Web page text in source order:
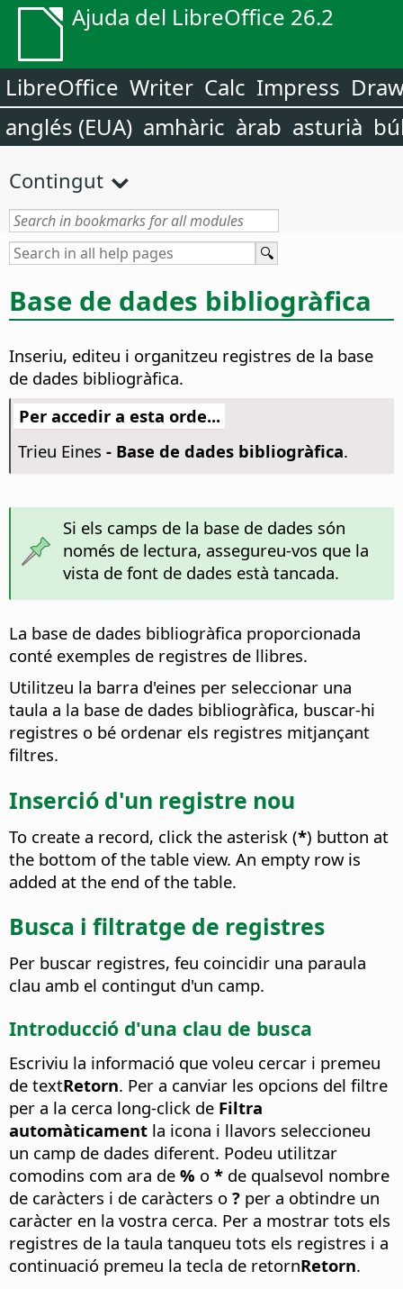
Ajuda del LibreOffice 26.2
LibreOffice Writer Calc Impress
anglés (EUA) amhàric àrab asturià
Contingut
Base de dades bibliogràfica
Inseriu, editeu i organitzeu registres de la base
de dades bibliogràfica.
Per accedir a esta orde...
Trieu Eines - Base de dades bibliogràfica.
Si els camps de la base de dades són
només de lectura, assegureu-vos que la
vista de font de dades està tancada.
La base de dades bibliogràfica proporcionada
conté exemples de registres de llibres.
Utilitzeu la barra d'eines per seleccionar una
taula a la base de dades bibliogràfica, buscar-hi
registres o bé ordenar els registres mitjançant
filtres.
Inserció d'un registre nou
To create a record, click the asterisk (*) button at
the bottom of the table view. An empty row is
added at the end of the table.
Busca i filtratge de registres
Per buscar registres, feu coincidir una paraula
clau amb el contingut d'un camp.
Introducció d'una clau de busca
Escriviu la informació que voleu cercar i premeu
de textRetorn. Per a canviar les opcions del filtre
per a la cerca long-click de Filtra
automàticament la icona i llavors seleccioneu
un camp de dades diferent. Podeu utilitzar
comodins com ara de % o * de qualsevol nombre
de caràcters i de caràcters o ? per a obtindre un
caràcter en la vostra cerca. Per a mostrar tots els
registres de la taula tanqueu tots els registres i a
continuació premeu la tecla de retornRetorn.